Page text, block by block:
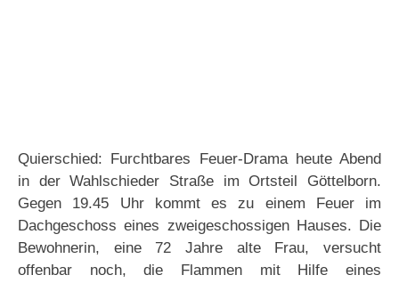
Quierschied: Furchtbares Feuer-Drama heute Abend
in der Wahlschieder Straße im Ortsteil Göttelborn.
Gegen 19.45 Uhr kommt es zu einem Feuer im
Dachgeschoss eines zweigeschossigen Hauses. Die
Bewohnerin, eine 72 Jahre alte Frau, versucht
offenbar noch, die Flammen mit Hilfe eines